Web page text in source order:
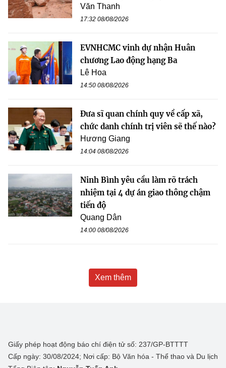
Văn Thanh
17:32 08/08/2026
EVNHCMC vinh dự nhận Huân
chương Lao động hạng Ba
Lê Hoa
14:50 08/08/2026
Đưa sĩ quan chính quy về cấp xã,
chức danh chính trị viên sẽ thế nào?
Hương Giang
14:04 08/08/2026
Ninh Bình yêu cầu làm rõ trách
nhiệm tại 4 dự án giao thông chậm
tiến độ
Quang Dân
14:00 08/08/2026
Xem thêm
Giấy phép hoạt động báo chí điện tử số: 237/GP-BTTTT
Cấp ngày: 30/08/2024; Nơi cấp: Bộ Văn hóa - Thể thao và Du lịch